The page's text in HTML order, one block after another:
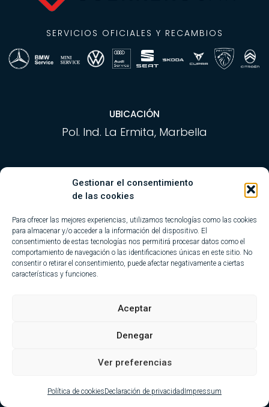
Gestionar el consentimiento
de las cookies
Para ofrecer las mejores experiencias, utilizamos tecnologías como las cookies
para almacenar y/o acceder a la información del dispositivo. El
consentimiento de estas tecnologías nos permitirá procesar datos como el
comportamiento de navegación o las identificaciones únicas en este sitio. No
consentir o retirar el consentimiento, puede afectar negativamente a ciertas
características y funciones.
Aceptar
Denegar
Ver preferencias
Política de cookiesDeclaración de privacidad Impressum
SERVICIOS OFICIALES Y RECAMBIOS
UBICACIÓN
Pol. Ind. La Ermita, Marbella
TELÉFONO
CORREO ELECTRÓNICO